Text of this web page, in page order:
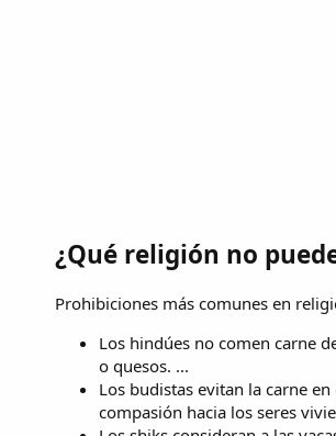
¿Qué religión no
Prohibiciones más comunes en
Los hindúes no comen carne
o quesos. ...
Los budistas evitan la carne
compasión hacia los seres